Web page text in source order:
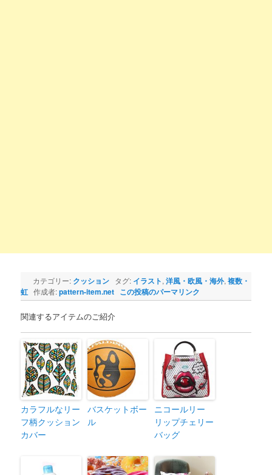
カテゴリー: クッション タグ: イラスト,洋風・欧風・海外,複数・
虹 作成者:pattern-item.net この投稿のパーマリンク
関連するアイテムのご紹介
カラフルなリー
フ柄クッション
カバー
バスケットボー
ル
ニコールリー
リップチェリー
バッグ